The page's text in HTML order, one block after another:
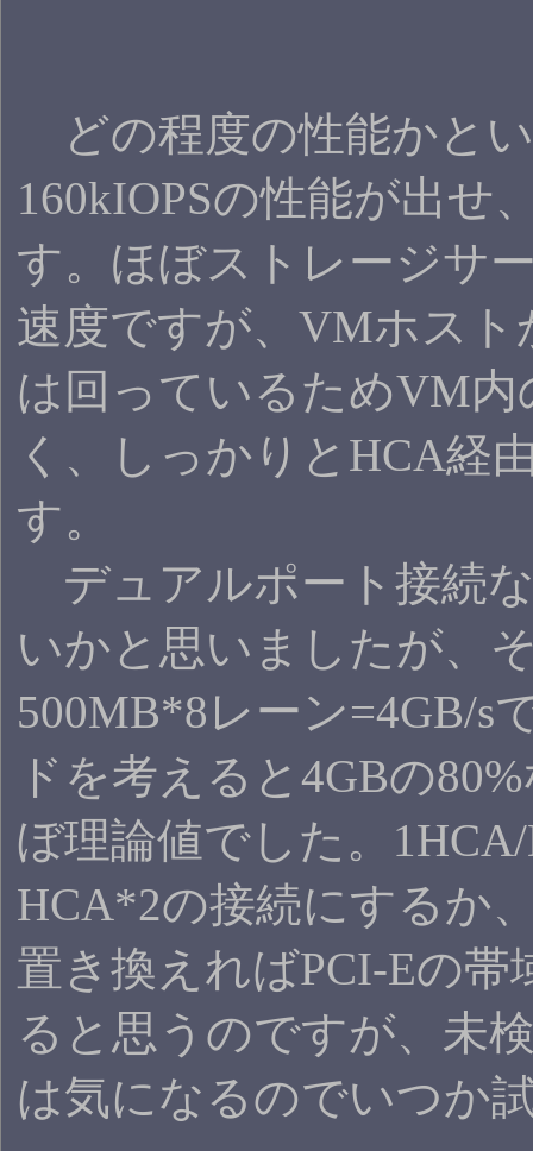
どの程度の性能かと
160kIOPSの性能が出せ
す。ほぼストレージサ
速度ですが、VMホスト
は回っているためVM
く、しっかりとHCA経
す。
デュアルポート接続
いかと思いましたが、
500MB*8レーン=4GB/s
ドを考えると4GBの
ぼ理論値でした。
HCA*2の接続にするか
置き換えればPCI-Eの
ると思うのですが、未
は気になるのでいつか